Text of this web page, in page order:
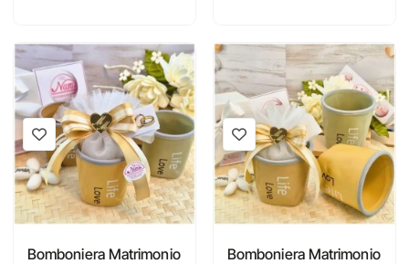
Bomboniera Matrimonio
Bomboniera Matrimonio